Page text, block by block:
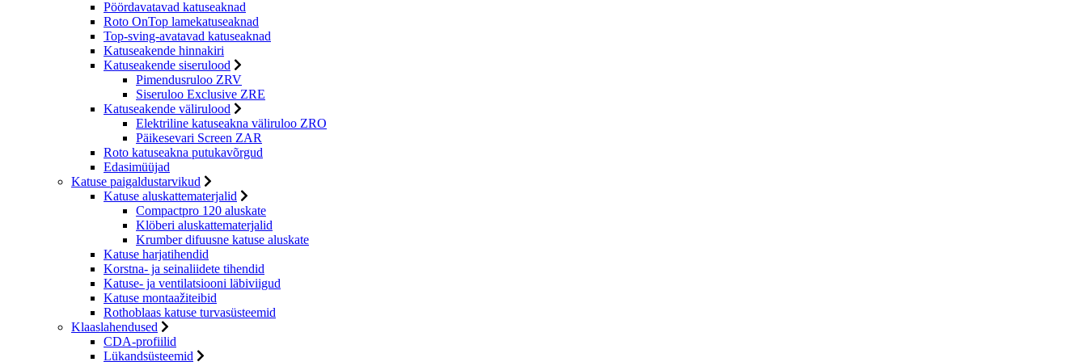
Pöördavatavad katuseaknad
Roto OnTop lamekatuseaknad
Top-sving-avatavad katuseaknad
Katuseakende hinnakiri
Katuseakende siserulood
Pimendusruloo ZRV
Siseruloo Exclusive ZRE
Katuseakende välirulood
Elektriline katuseakna väliruloo ZRO
Päikesevari Screen ZAR
Roto katuseakna putukavõrgud
Edasimüüjad
Katuse paigaldustarvikud
Katuse aluskattematerjalid
Compactpro 120 aluskate
Klöberi aluskattematerjalid
Krumber difuusne katuse aluskate
Katuse harjatihendid
Korstna- ja seinaliidete tihendid
Katuse- ja ventilatsiooni läbiviigud
Katuse montaažiteibid
Rothoblaas katuse turvasüsteemid
Klaaslahendused
CDA-profiilid
Lükandsüsteemid